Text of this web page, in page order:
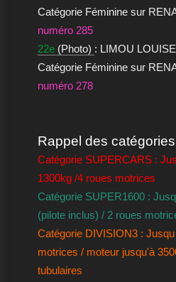
Catégorie Féminine sur
numéro 285
22e(Photo) : LIMOU
Catégorie Féminine sur
numéro 278
Rappel des catégories
Catégorie SUPERCARS :
1300kg /4 roues motrices
Catégorie SUPER1600 :
(pilote inclus) / 2 roues
Catégorie DIVISION3 :
motrices / moteur jusqu'à
tubulaires